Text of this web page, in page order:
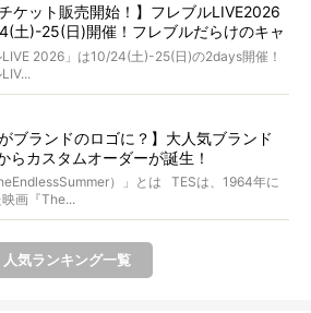
チケット販売開始！】フレブルLIVE2026
土)-25(日)開催！フレブルだらけのキャ
祭・バスプランも新登場!?
LIVE 2026」は10/24(土)-25(日)の2days開催！
がブランドのロゴに？】大人気ブランド
らカスタムオーダーが誕生！
）」とは TESは、1964年に
画『The...
人気ランキング一覧